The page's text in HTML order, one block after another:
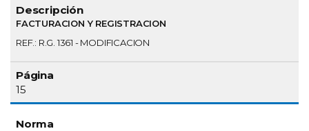
FACTURACION Y REGISTRACION
REF.: R.G. 1361 - MODIFICACION
15